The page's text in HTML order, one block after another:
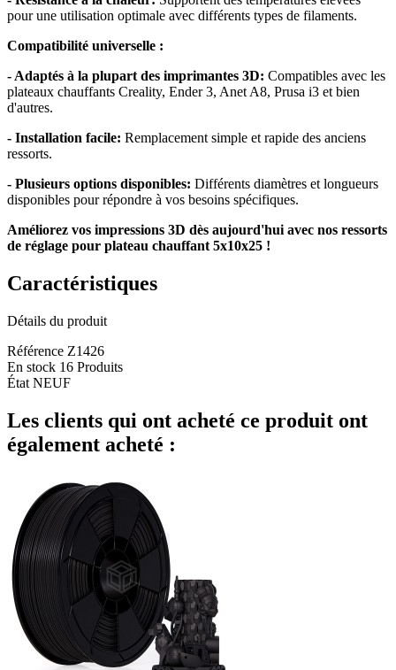
pour une utilisation optimale avec différents types de filaments.
Compatibilité universelle :
- Adaptés à la plupart des imprimantes 3D: Compatibles avec les
plateaux chauffants Creality, Ender 3, Anet A8, Prusa i3 et bien
d'autres.
- Installation facile: Remplacement simple et rapide des anciens
ressorts.
- Plusieurs options disponibles: Différents diamètres et longueurs
disponibles pour répondre à vos besoins spécifiques.
Améliorez vos impressions 3D dès aujourd'hui avec nos ressorts
de réglage pour plateau chauffant 5x10x25 !
Caractéristiques
Détails du produit
Référence Z1426
En stock 16 Produits
État NEUF
Les clients qui ont acheté ce produit ont
également acheté :